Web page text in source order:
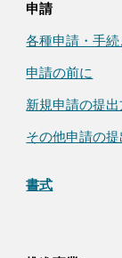
申請
各種申請・手
申請の前に
新規申請の提
その他申請の
書式